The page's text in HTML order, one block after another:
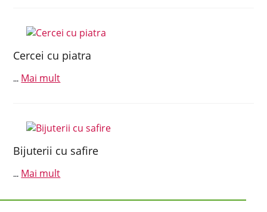
Cercei cu piatra
... Mai mult
Bijuterii cu safire
... Mai mult